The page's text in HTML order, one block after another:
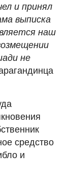
и принял
выписка
наш
не
средство
и